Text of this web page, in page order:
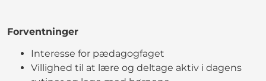
Forventninger
Interesse for pædagogfaget
Villighed til at lære og deltage aktiv i dagens